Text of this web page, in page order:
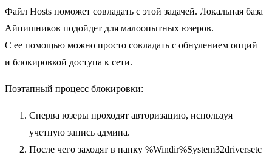
Файл Hosts поможет совладать с этой задачей. Локальная база
Айпишников подойдет для малоопытных юзеров.
С ее помощью можно просто совладать с обнулением опций
и блокировкой доступа к сети.
Поэтапный процесс блокировки:
Сперва юзеры проходят авторизацию, используя
учетную запись админа.
После чего заходят в папку %Windir%System32driversetc